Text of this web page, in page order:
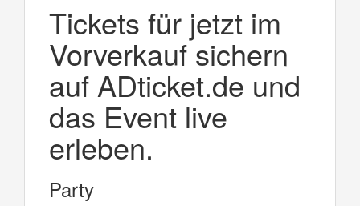
Tickets für jetzt im
Vorverkauf sichern
auf ADticket.de und
das Event live
erleben.
Party